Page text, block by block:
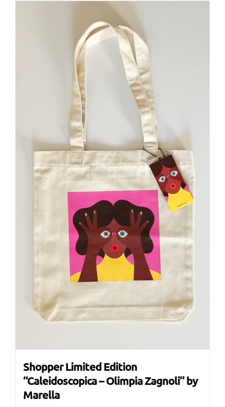
Shopper Limited Edition
“Caleidoscopica – Olimpia Zagnoli” by
Marella